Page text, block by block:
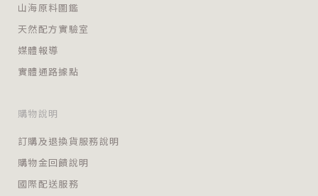
山海原料圖鑑
天然配方實驗室
媒體報導
實體通路據點
購物說明
訂購及退換貨服務說明
購物金回饋說明
國際配送服務